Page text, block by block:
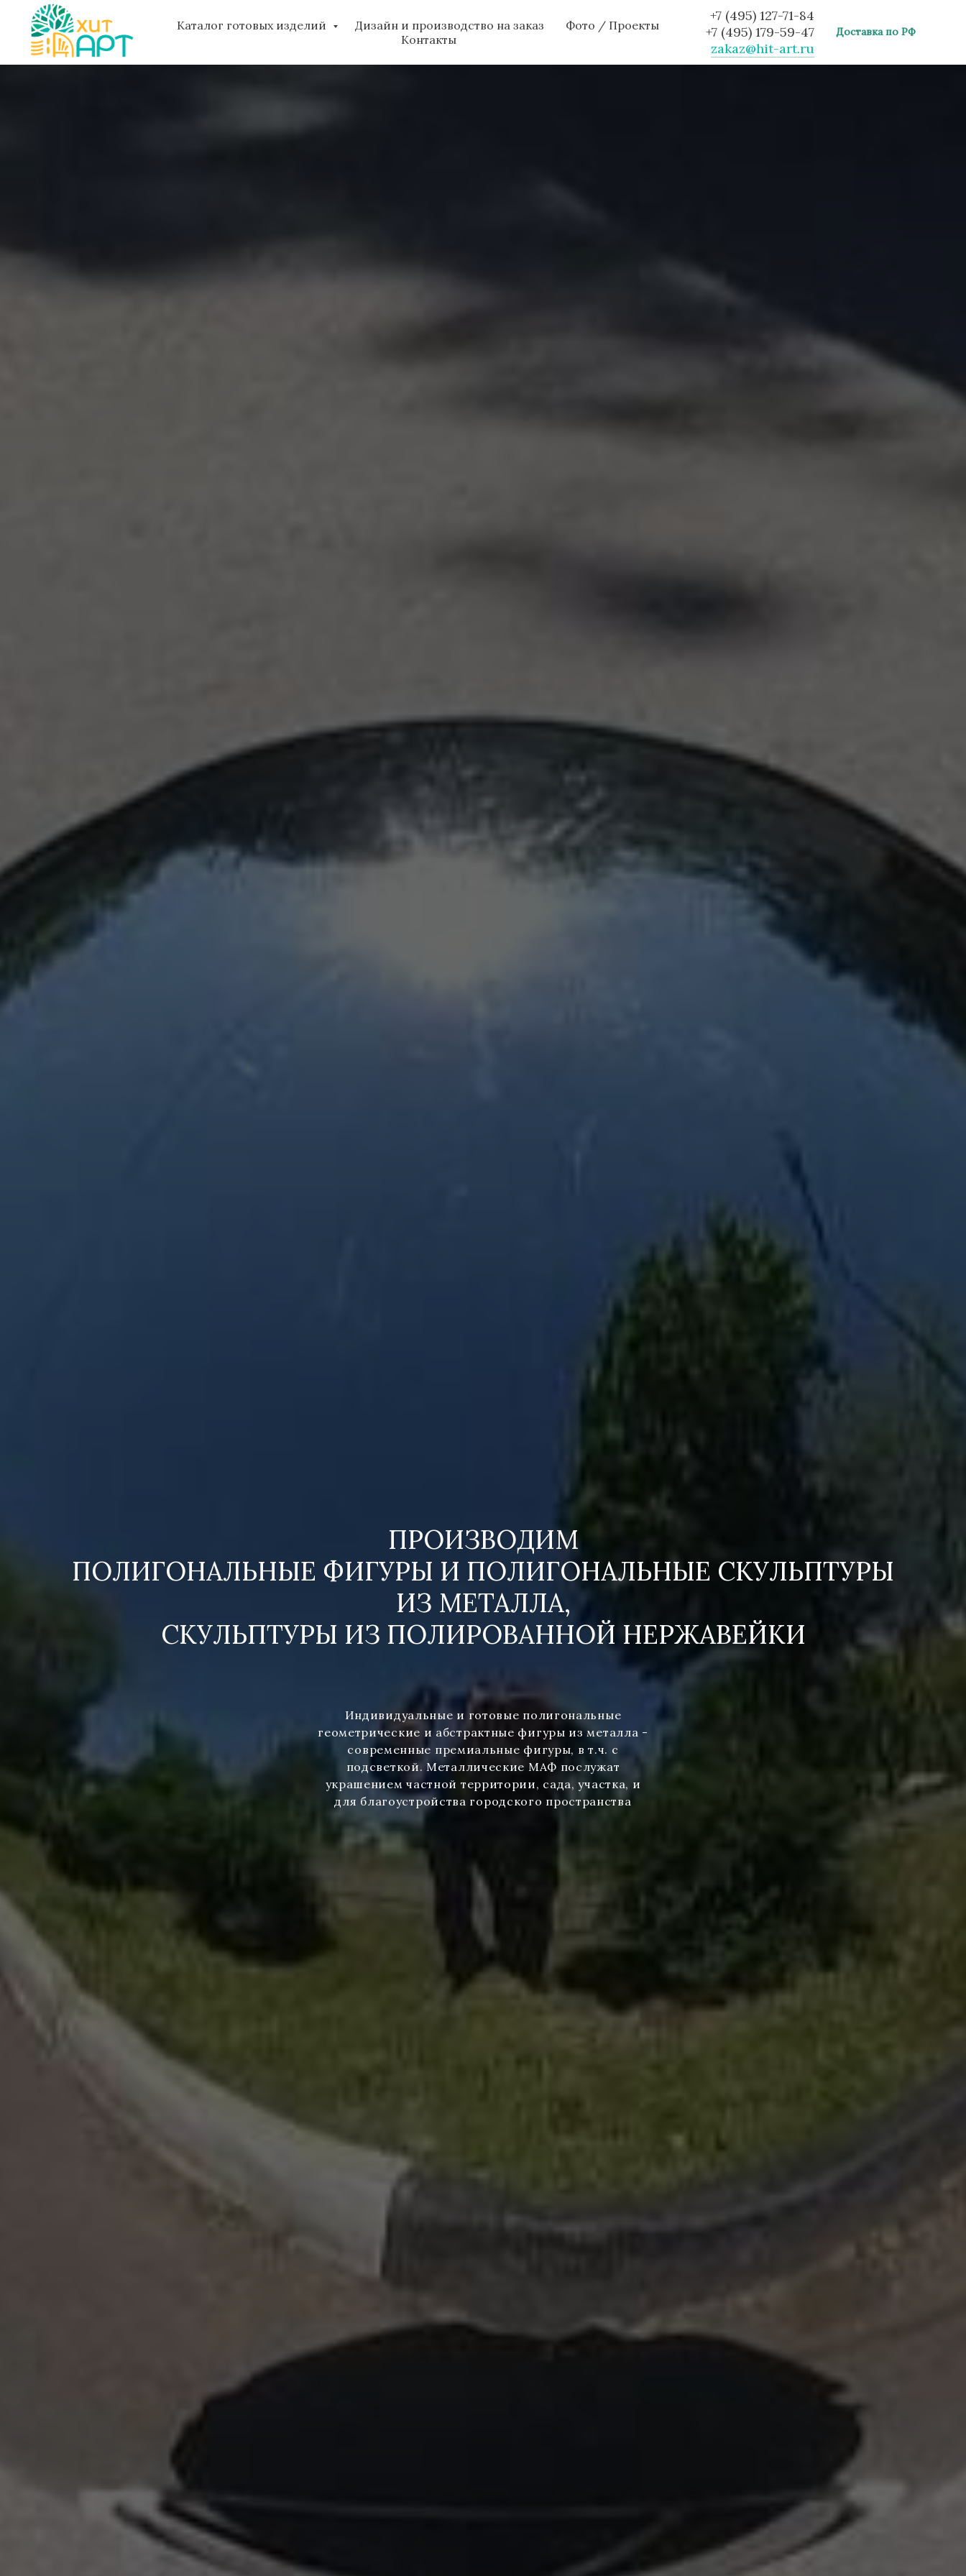
Каталог готовых изделий Дизайн и производство на заказ
Фото / Проекты
Контакты
+7 (495) 127-71-84
+7 (495) 179-59-47
zakaz@hit-art.ru
Доставка по РФ
ПРОИЗВОДИМ
ПОЛИГОНАЛЬНЫЕ ФИГУРЫ И ПОЛИГОНАЛЬНЫЕ СКУЛЬПТУРЫ
ИЗ МЕТАЛЛА,
СКУЛЬПТУРЫ ИЗ ПОЛИРОВАННОЙ НЕРЖАВЕЙКИ
Индивидуальные и готовые полигональные
геометрические и абстрактные фигуры из металла -
современные премиальные фигуры, в т.ч. с
подсветкой. Металлические МАФ послужат
украшением частной территории, сада, участка, и
для благоустройства городского пространства